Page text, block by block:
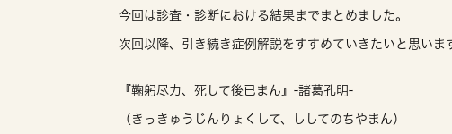
今回は診査・診断における結果までまとめました。
『鞠躬尽力、死して後已まん』-諸葛孔明-
（きっきゅうじんりょくして、ししてのちやまん）